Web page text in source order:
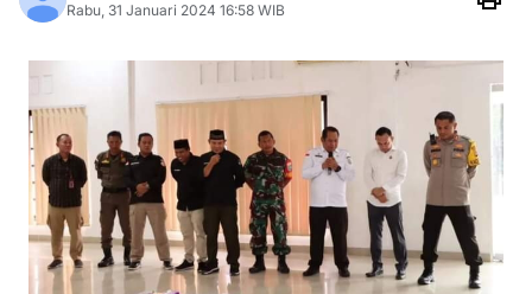
Rabu, 31 Januari 2024 16:58 WIB